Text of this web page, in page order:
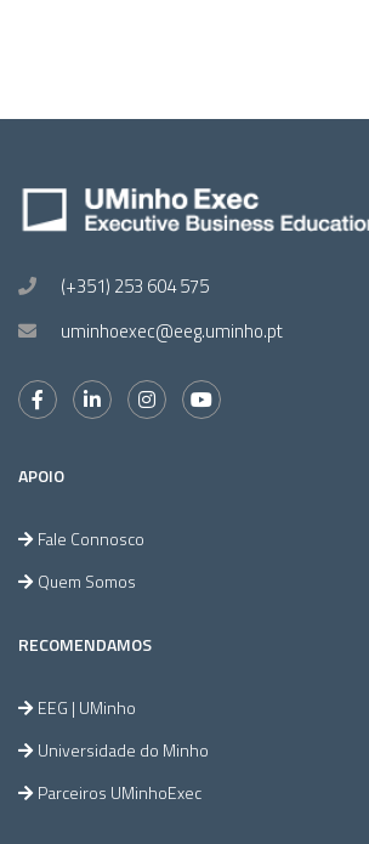
(+351) 253 604 575
uminhoexec@eeg.uminho.pt
APOIO
Fale Connosco
Quem Somos
RECOMENDAMOS
EEG | UMinho
Universidade do Minho
Parceiros UMinhoExec